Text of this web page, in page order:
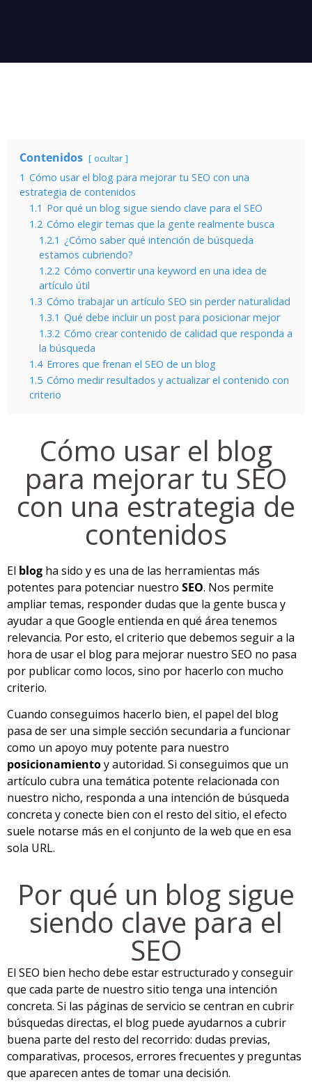
Contenidos ocultar
1 Cómo usar el blog para mejorar tu SEO con una
estrategia de contenidos
1.1 Por qué un blog sigue siendo clave para el SEO
1.2 Cómo elegir temas que la gente realmente busca
1.2.1 ¿Cómo saber qué intención de búsqueda
estamos cubriendo?
1.2.2 Cómo convertir una keyword en una idea de
artículo útil
1.3 Cómo trabajar un artículo SEO sin perder naturalidad
1.3.1 Qué debe incluir un post para posicionar mejor
1.3.2 Cómo crear contenido de calidad que responda a
la búsqueda
1.4 Errores que frenan el SEO de un blog
1.5 Cómo medir resultados y actualizar el contenido con
criterio
Cómo usar el blog
para mejorar tu SEO
con una estrategia de
contenidos
El blog ha sido y es una de las herramientas más
potentes para potenciar nuestro SEO. Nos permite
ampliar temas, responder dudas que la gente busca y
ayudar a que Google entienda en qué área tenemos
relevancia. Por esto, el criterio que debemos seguir a la
hora de usar el blog para mejorar nuestro SEO no pasa
por publicar como locos, sino por hacerlo con mucho
criterio.
Cuando conseguimos hacerlo bien, el papel del blog
pasa de ser una simple sección secundaria a funcionar
como un apoyo muy potente para nuestro
posicionamientoy autoridad. Si conseguimos que un
artículo cubra una temática potente relacionada con
nuestro nicho, responda a una intención de búsqueda
concreta y conecte bien con el resto del sitio, el efecto
suele notarse más en el conjunto de la web que en esa
sola URL.
Por qué un blog sigue
siendo clave para el
SEO
El SEO bien hecho debe estar estructurado y conseguir
que cada parte de nuestro sitio tenga una intención
concreta. Si las páginas de servicio se centran en cubrir
búsquedas directas, el blog puede ayudarnos a cubrir
buena parte del resto del recorrido: dudas previas,
comparativas, procesos, errores frecuentes y preguntas
que aparecen antes de tomar una decisión.